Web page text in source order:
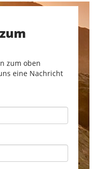
zum oben
eine Nachricht